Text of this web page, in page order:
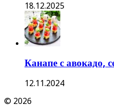
18.12.2025
Канапе с авокадо,
12.11.2024
© 2026